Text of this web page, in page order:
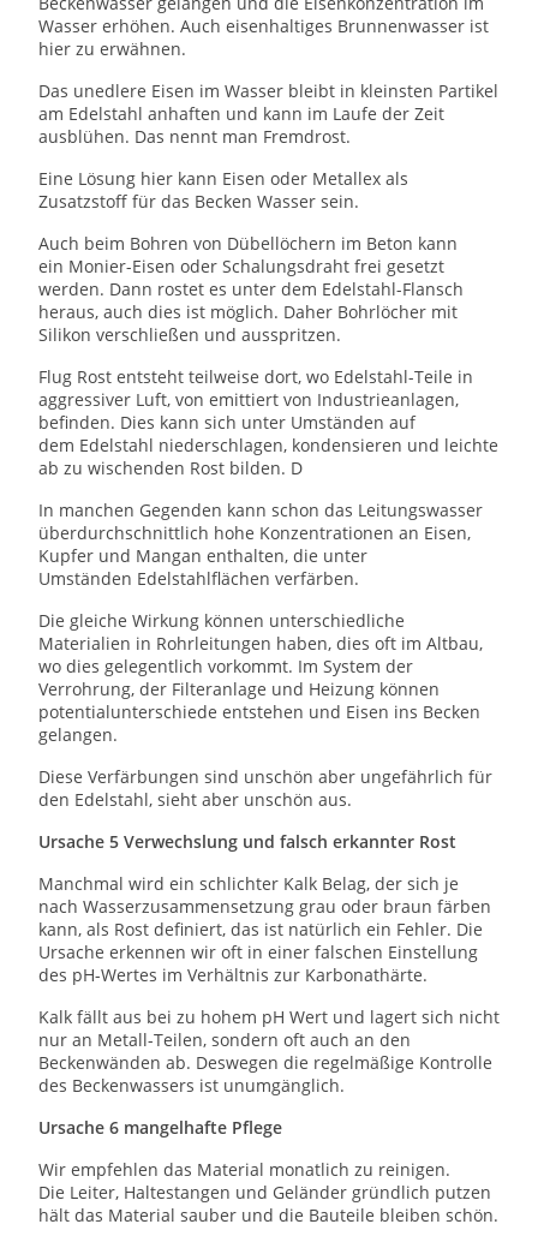
Wasser erhöhen. Auch eisenhaltiges Brunnenwasser ist
hier zu erwähnen.
Das unedlere Eisen im Wasser bleibt in kleinsten Partikel
am Edelstahl anhaften und kann im Laufe der Zeit
ausblühen. Das nennt man Fremdrost.
Eine Lösung hier kann Eisen oder Metallex als
Zusatzstoff für das Becken Wasser sein.
Auch beim Bohren von Dübellöchern im Beton kann
ein Monier-Eisen oder Schalungsdraht frei gesetzt
werden. Dann rostet es unter dem Edelstahl-Flansch
heraus, auch dies ist möglich. Daher Bohrlöcher mit
Silikon verschließen und ausspritzen.
Flug Rost entsteht teilweise dort, wo Edelstahl-Teile in
aggressiver Luft, von emittiert von Industrieanlagen,
befinden. Dies kann sich unter Umständen auf
dem Edelstahl niederschlagen, kondensieren und leichte
ab zu wischenden Rost bilden. D
In manchen Gegenden kann schon das Leitungswasser
überdurchschnittlich hohe Konzentrationen an Eisen,
Kupfer und Mangan enthalten, die unter
Umständen Edelstahlflächen verfärben.
Die gleiche Wirkung können unterschiedliche
Materialien in Rohrleitungen haben, dies oft im Altbau,
wo dies gelegentlich vorkommt. Im System der
Verrohrung, der Filteranlage und Heizung können
potentialunterschiede entstehen und Eisen ins Becken
gelangen.
Diese Verfärbungen sind unschön aber ungefährlich für
den Edelstahl, sieht aber unschön aus.
Ursache 5 Verwechslung und falsch erkannter Rost
Manchmal wird ein schlichter Kalk Belag, der sich je
nach Wasserzusammensetzung grau oder braun färben
kann, als Rost definiert, das ist natürlich ein Fehler. Die
Ursache erkennen wir oft in einer falschen Einstellung
des pH-Wertes im Verhältnis zur Karbonathärte.
Kalk fällt aus bei zu hohem pH Wert und lagert sich nicht
nur an Metall-Teilen, sondern oft auch an den
Beckenwänden ab. Deswegen die regelmäßige Kontrolle
des Beckenwassers ist unumgänglich.
Ursache 6 mangelhafte Pflege
Wir empfehlen das Material monatlich zu reinigen.
Die Leiter, Haltestangen und Geländer gründlich putzen
hält das Material sauber und die Bauteile bleiben schön.